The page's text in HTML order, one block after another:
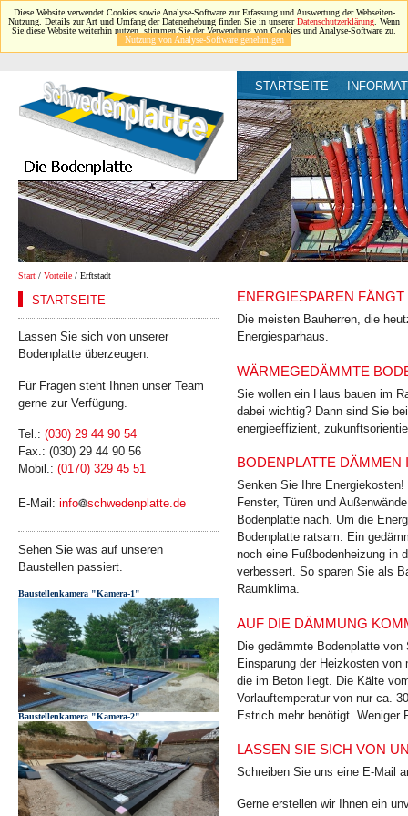
Diese Website verwendet Cookies sowie Analyse-Software zur Erfassung und Auswertung der Webseiten-
Nutzung. Details zur Art und Umfang der Datenerhebung finden Sie in unsererDatenschutzerklärung . Wenn
Sie diese Website weiterhin nutzen, stimmen Sie der Verwendung von Cookies und Analyse-Software zu.
Nutzung von Analyse-Software genehmigen
STARTSEITE
Start / Vorteile / Erftstadt
STARTSEITE
Lassen Sie sich von unserer
Bodenplatte überzeugen.
Für Fragen steht Ihnen unser Team
gerne zur Verfügung.
Tel.: (030) 29 44 90 54
Fax.: (030) 29 44 90 56
Mobil.: (0170) 329 45 51
E-Mail: info schwedenplatte.de
Sehen Sie was auf unseren
Baustellen passiert.
Baustellenkamera "Kamera-1"
Baustellenkamera "Kamera-2"
ENERGIESPAREN
Die meisten Bauherren, die
Energiesparhaus.
WÄRMEGEDÄMMTE
Sie wollen ein Haus bauen im
dabei wichtig? Dann sind Sie
energie­effizient,
BODENPLATTE DÄMMEN
Senken Sie Ihre
Fenster, Türen und
Bodenplatte nach. Um die
Bodenplatte ratsam. Ein
noch eine Fußbodenheizung in
verbessert. So sparen Sie als
Raumklima.
AUF DIE DÄMMUNG
Die gedämmte Bodenplatte
Einsparung der Heizkosten
die im Beton liegt. Die Kälte
Vorlauftemperatur von nur ca.
Estrich mehr benötigt. Weniger
LASSEN SIE SICH VON
Schreiben Sie uns eine E-Mail
Gerne erstellen wir Ihnen ein